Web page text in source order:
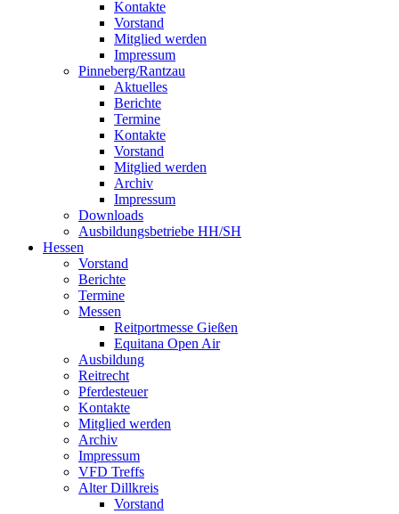
Kontakte
Vorstand
Mitglied werden
Impressum
Pinneberg/Rantzau
Aktuelles
Berichte
Termine
Kontakte
Vorstand
Mitglied werden
Archiv
Impressum
Downloads
Ausbildungsbetriebe HH/SH
Hessen
Vorstand
Berichte
Termine
Messen
Reitportmesse Gießen
Equitana Open Air
Ausbildung
Reitrecht
Pferdesteuer
Kontakte
Mitglied werden
Archiv
Impressum
VFD Treffs
Alter Dillkreis
Vorstand